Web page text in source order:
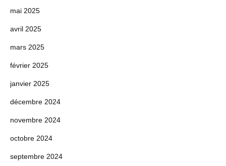
mai 2025
avril 2025
mars 2025
février 2025
janvier 2025
décembre 2024
novembre 2024
octobre 2024
septembre 2024